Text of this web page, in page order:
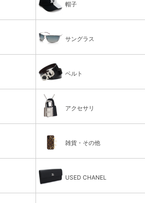
帽子
サングラス
ベルト
アクセサリ
雑貨・その他
USED CHANEL